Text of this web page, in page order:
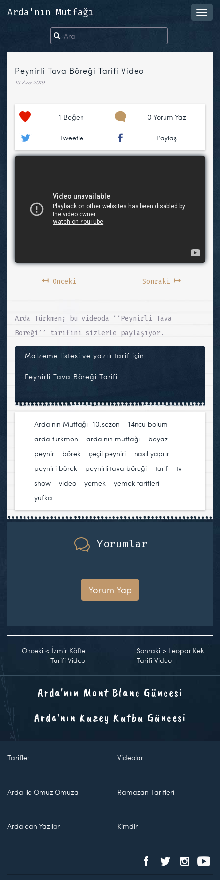
Arda'nın Mutfağı
Peynirli Tava Böreği Tarifi Video
19 Ara 2019
1 Beğen 0 Yorum Yaz
Tweetle Paylaş
↤Önceki Sonraki ↦
Arda Türkmen; bu videoda ‘‘Peynirli Tava
Böreği’’ tarifini sizlerle paylaşıyor.
Malzeme listesi ve yazılı tarif için :
Peynirli Tava Böreği Tarifi
Arda'nın Mutfağı 10.sezon 14ncü bölüm
arda türkmen
arda'nın mutfağı
beyaz
peynir
börek çeçil peyniri nasıl yapılır
peynirli börek
peynirli tava böreği tarif
tv
show
video yemek yemek tarifleri
yufka
Yorumlar
Yorum Yap
Önceki < İzmir Köfte
Tarifi Video
Sonraki > Leopar Kek
Tarifi Video
Arda'nın Mont Blanc Güncesi
Arda'nın Kuzey Kutbu Güncesi
Tarifler Videolar
Arda ile Omuz Omuza Ramazan Tarifleri
Arda'dan Yazılar Kimdir